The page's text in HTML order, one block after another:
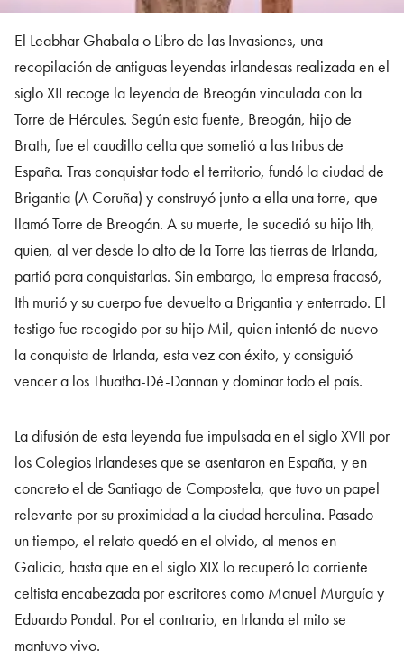
El Leabhar Ghabala o Libro de las Invasiones, una
recopilación de antiguas leyendas irlandesas realizada en el
siglo XII recoge la leyenda de Breogán vinculada con la
Torre de Hércules. Según esta fuente, Breogán, hijo de
Brath, fue el caudillo celta que sometió a las tribus de
España. Tras conquistar todo el territorio, fundó la ciudad de
Brigantia (A Coruña) y construyó junto a ella una torre, que
llamó Torre de Breogán. A su muerte, le sucedió su hijo Ith,
quien, al ver desde lo alto de la Torre las tierras de Irlanda,
partió para conquistarlas. Sin embargo, la empresa fracasó,
Ith murió y su cuerpo fue devuelto a Brigantia y enterrado. El
testigo fue recogido por su hijo Mil, quien intentó de nuevo
la conquista de Irlanda, esta vez con éxito, y consiguió
vencer a los Thuatha-Dé-Dannan y dominar todo el país.
La difusión de esta leyenda fue impulsada en el siglo XVII por
los Colegios Irlandeses que se asentaron en España, y en
concreto el de Santiago de Compostela, que tuvo un papel
relevante por su proximidad a la ciudad herculina. Pasado
un tiempo, el relato quedó en el olvido, al menos en
Galicia, hasta que en el siglo XIX lo recuperó la corriente
celtista encabezada por escritores como Manuel Murguía y
Eduardo Pondal. Por el contrario, en Irlanda el mito se
mantuvo vivo.